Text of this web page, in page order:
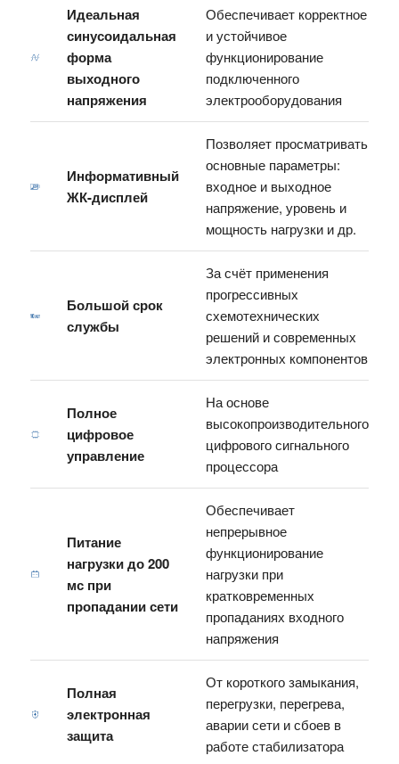
Идеальная
синусоидальная
форма
выходного
напряжения
Обеспечивает корректное
и устойчивое
функционирование
подключенного
электрооборудования
Информативный
ЖК-дисплей
Позволяет просматривать
основные параметры:
входное и выходное
напряжение, уровень и
мощность нагрузки и др.
Большой срок
службы
За счёт применения
прогрессивных
схемотехнических
решений и современных
электронных компонентов
Полное
цифровое
управление
На основе
высокопроизводительного
цифрового сигнального
процессора
Питание
нагрузки до 200
мс при
пропадании сети
Обеспечивает
непрерывное
функционирование
нагрузки при
кратковременных
пропаданиях входного
напряжения
Полная
электронная
защита
От короткого замыкания,
перегрузки, перегрева,
аварии сети и сбоев в
работе стабилизатора